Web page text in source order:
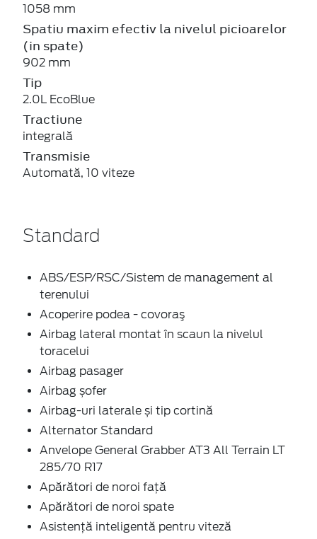
1058 mm
Spatiu maxim efectiv la nivelul picioarelor
(in spate)
902 mm
Tip
2.0L EcoBlue
Tractiune
integrală
Transmisie
Automată, 10 viteze
Standard
ABS/ESP/RSC/Sistem de management al
terenului
Acoperire podea - covoraş
Airbag lateral montat în scaun la nivelul
toracelui
Airbag pasager
Airbag șofer
Airbag-uri laterale și tip cortină
Alternator Standard
Anvelope General Grabber AT3 All Terrain LT
285/70 R17
Apărători de noroi față
Apărători de noroi spate
Asistență inteligentă pentru viteză